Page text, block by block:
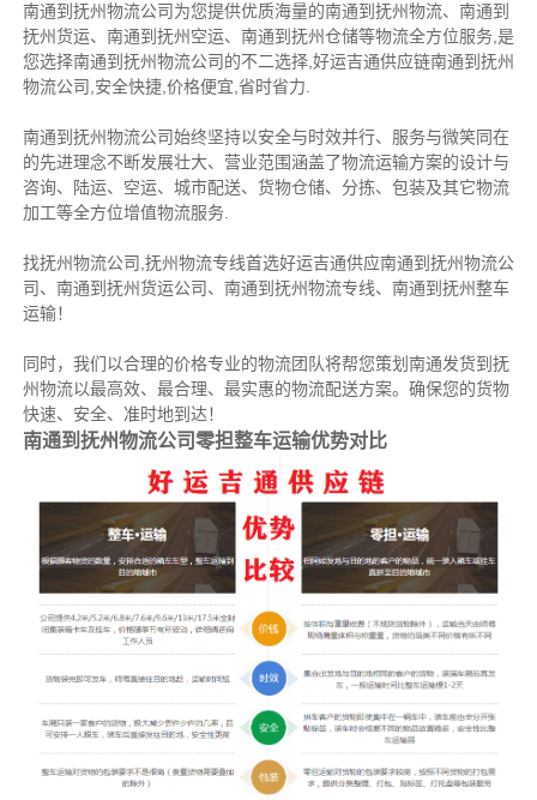
南通到抚州物流公司为您提供优质海量的南通到抚州物流、南通到
抚州货运、南通到抚州空运、南通到抚州仓储等物流全方位服务,是
您选择南通到抚州物流公司的不二选择,好运吉通供应链南通到抚州
物流公司,安全快捷,价格便宜,省时省力.
南通到抚州物流公司始终坚持以安全与时效并行、服务与微笑同在
的先进理念不断发展壮大、营业范围涵盖了物流运输方案的设计与
咨询、陆运、空运、城市配送、货物仓储、分拣、包装及其它物流
加工等全方位增值物流服务.
找抚州物流公司,抚州物流专线首选好运吉通供应南通到抚州物流公
司、南通到抚州货运公司、南通到抚州物流专线、南通到抚州整车
运输！
同时，我们以合理的价格专业的物流团队将帮您策划南通发货到抚
州物流以最高效、最合理、最实惠的物流配送方案。确保您的货物
快速、安全、准时地到达！
南通到抚州物流公司零担整车运输优势对比